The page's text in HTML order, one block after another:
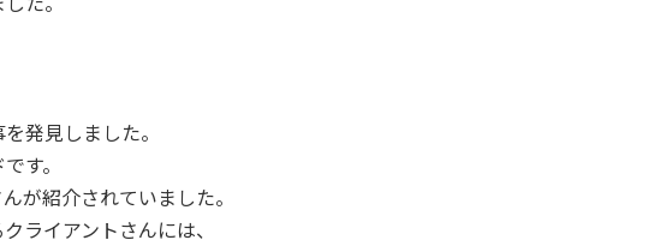
発見しました。
す。
が紹介されていました。
ライアントさんには、